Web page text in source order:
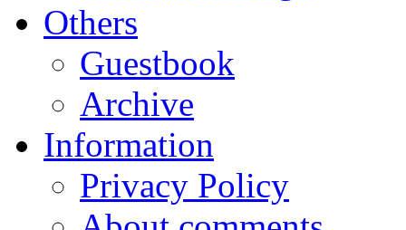
Others
Guestbook
Archive
Information
Privacy Policy